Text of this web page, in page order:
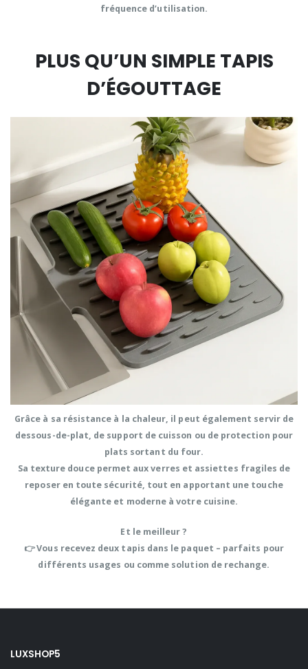
fréquence d’utilisation.
PLUS QU’UN SIMPLE TAPIS
D’ÉGOUTTAGE
Grâce à sa résistance à la chaleur, il peut également servir de
dessous-de-plat, de support de cuisson ou de protection pour
plats sortant du four.
Sa texture doucepermet aux verres et assiettes fragiles de
reposer en toute sécurité, tout en apportant une touche
élégante et moderne à votre cuisine.
Et le meilleur ?
👉Vous recevez deux tapis dans le paquet – parfaits pour
différents usages ou comme solution de rechange.
LUXSHOP5